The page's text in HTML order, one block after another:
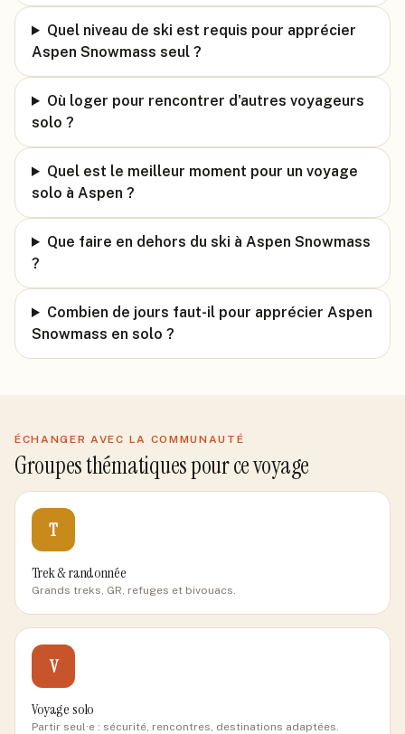
Quel niveau de ski est requis pour apprécier
Aspen Snowmass seul ?
Où loger pour rencontrer d'autres voyageurs
solo ?
Quel est le meilleur moment pour un voyage
solo à Aspen ?
Que faire en dehors du ski à Aspen Snowmass
?
Combien de jours faut-il pour apprécier Aspen
Snowmass en solo ?
ÉCHANGER AVEC LA COMMUNAUTÉ
Groupes thématiques pour ce voyage
T
Trek & randonnée
Grands treks, GR, refuges et bivouacs.
V
Voyage solo
Partir seul·e : sécurité, rencontres, destinations adaptées.